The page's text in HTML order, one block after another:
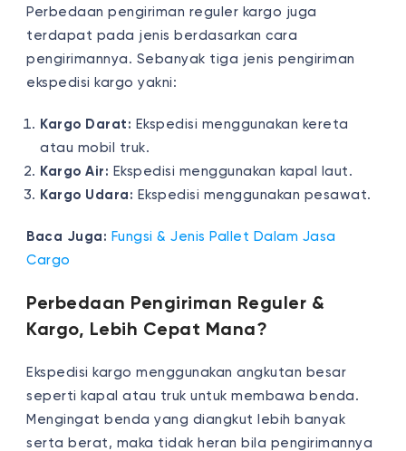
Perbedaan pengiriman reguler kargo juga
terdapat pada jenis berdasarkan cara
pengirimannya. Sebanyak tiga jenis pengiriman
ekspedisi kargo yakni:
Kargo Darat: Ekspedisi menggunakan kereta
atau mobil truk.
Kargo Air: Ekspedisi menggunakan kapal laut.
Kargo Udara: Ekspedisi menggunakan pesawat.
Baca Juga: Fungsi & Jenis Pallet Dalam Jasa
Cargo
Perbedaan Pengiriman Reguler &
Kargo, Lebih Cepat Mana?
Ekspedisi kargo menggunakan angkutan besar
seperti kapal atau truk untuk membawa benda.
Mengingat benda yang diangkut lebih banyak
serta berat, maka tidak heran bila pengirimannya